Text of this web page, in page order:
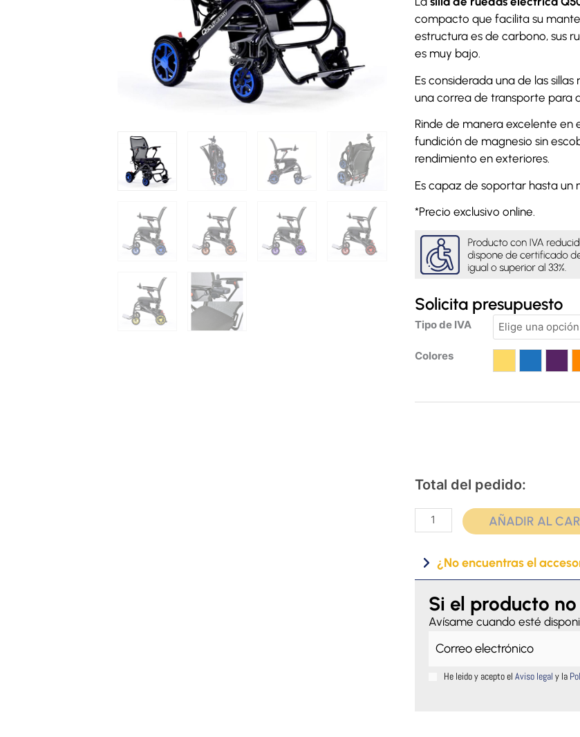
compacto que facilita su
estructura es de carbono, sus
es muy bajo.
Es considerada una de las
una correa de transporte para
Rinde de manera excelente en
fundición de magnesio sin
rendimiento en exteriores.
Es capaz de soportar hasta un
*Precio exclusivo online.
Solicita presupuesto
Tipo de IVA
Colores
Amarillo
Azul
Total del pedido:
Silla
ruedas
cantidad
AÑADIR AL
¿No encuentras el
Si el producto
Avísame cuando esté
He leido y acepto el Aviso legal y la